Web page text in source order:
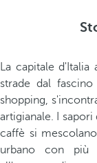
La capitale
strade dal
shopping,
artigianale. I
caffè si
urbano con